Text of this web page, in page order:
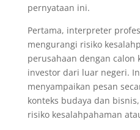
pernyataan ini.
Pertama, interpreter
mengurangi risiko
perusahaan dengan
investor dari luar negeri.
menyampaikan pesan
konteks budaya dan
risiko kesalahpahaman